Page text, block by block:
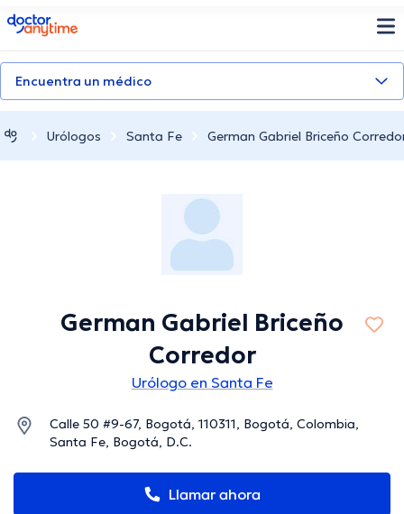
doctoranytime
Encuentra un médico
Urólogos Santa Fe German Gabriel Briceño
German Gabriel Briceño
Corredor
Urólogo en Santa Fe
Calle 50 #9-67, Bogotá, 110311, Bogotá, Colombia,
Santa Fe, Bogotá, D.C.
Llamar ahora